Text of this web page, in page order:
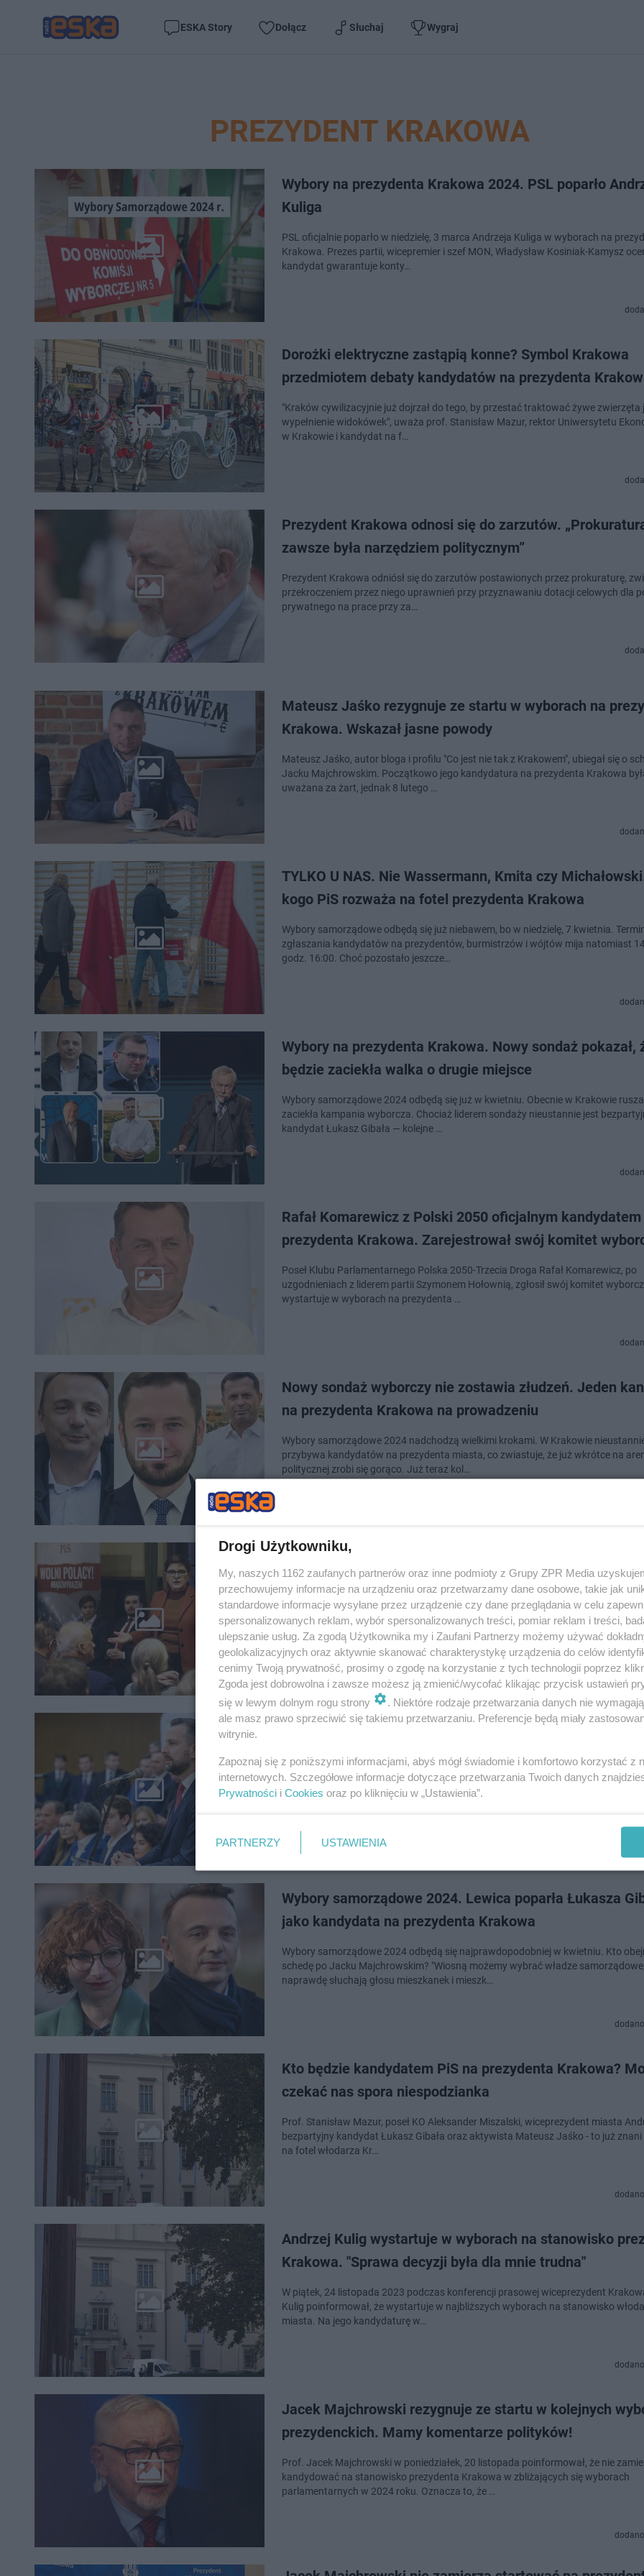
ESKA Story Dołącz Słuchaj Wygraj
PREZYDENT KRAKOWA
Wybory na prezydenta Krakowa 2024. PSL poparło
Kuliga
PSL oficjalnie poparło w niedzielę, 3 marca Andrzeja Kuliga w wyborach na
Krakowa. Prezes partii, wicepremier i szef MON, Władysław Kosiniak-Kamysz
kandydat gwarantuje konty…
Dorożki elektryczne zastąpią konne? Symbol Krakowa
przedmiotem debaty kandydatów na prezydenta
"Kraków cywilizacyjnie już dojrzał do tego, by przestać traktować żywe zwierzęta
wypełnienie widokówek", uważa prof. Stanisław Mazur, rektor Uniwersytetu
w Krakowie i kandydat na f…
Prezydent Krakowa odnosi się do zarzutów.
zawsze była narzędziem politycznym”
Prezydent Krakowa odniósł się do zarzutów postawionych przez prokuraturę,
przekroczeniem przez niego uprawnień przy przyznawaniu dotacji celowych dla
prywatnego na prace przy za…
Mateusz Jaśko rezygnuje ze startu w wyborach na
Krakowa. Wskazał jasne powody
Mateusz Jaśko, autor bloga i profilu "Co jest nie tak z Krakowem", ubiegał się o
Jacku Majchrowskim. Początkowo jego kandydatura na prezydenta Krakowa
uważana za żart, jednak 8 lutego …
TYLKO U NAS. Nie Wassermann, Kmita czy
kogo PiS rozważa na fotel prezydenta Krakowa
Wybory samorządowe odbędą się już niebawem, bo w niedzielę, 7 kwietnia.
zgłaszania kandydatów na prezydentów, burmistrzów i wójtów mija natomiast
godz. 16:00. Choć pozostało jeszcze…
Wybory na prezydenta Krakowa. Nowy sondaż pokazał,
będzie zaciekła walka o drugie miejsce
Wybory samorządowe 2024 odbędą się już w kwietniu. Obecnie w Krakowie
zaciekła kampania wyborcza. Chociaż liderem sondaży nieustannie jest
kandydat Łukasz Gibała — kolejne …
Rafał Komarewicz z Polski 2050 oficjalnym kandydatem
prezydenta Krakowa. Zarejestrował swój komitet
Poseł Klubu Parlamentarnego Polska 2050-Trzecia Droga Rafał Komarewicz, po
uzgodnieniach z liderem partii Szymonem Hołownią, zgłosił swój komitet
wystartuje w wyborach na prezydenta …
Nowy sondaż wyborczy nie zostawia złudzeń. Jeden
na prezydenta Krakowa na prowadzeniu
Wybory samorządowe 2024 nadchodzą wielkimi krokami. W Krakowie
przybywa kandydatów na prezydenta miasta, co zwiastuje, że już wkrótce na
politycznej zrobi się gorąco. Już teraz kol…
Kto będzie kandydatem PiS na prezydenta Krakowa?
Szydło zdradziła nazwisko
Europosłanka PiS Beata Szydło powiedziała, że były wojewoda małopolski, a
Łukasz Kmita jest jednym z rozważanych kandydatów PiS w wyborach na
Krakowa. Według byłej premier w …
Kosiniak-Kamysz apeluje do koalicji 15 Października o
nazwisko
Pierwszym celem politycznym jest zwycięstwo w wyborach samorządowych,
Wybory samorządowe 2024. Lewica poparła Łukasza
jako kandydata na prezydenta Krakowa
Wybory samorządowe 2024 odbędą się najprawdopodobniej w kwietniu. Kto
schedę po Jacku Majchrowskim? "Wiosną możemy wybrać władze
naprawdę słuchają głosu mieszkanek i mieszk…
Kto będzie kandydatem PiS na prezydenta Krakowa?
czekać nas spora niespodzianka
Prof. Stanisław Mazur, poseł KO Aleksander Miszalski, wiceprezydent miasta
bezpartyjny kandydat Łukasz Gibała oraz aktywista Mateusz Jaśko - to już
na fotel włodarza Kr…
Andrzej Kulig wystartuje w wyborach na stanowisko
Krakowa. "Sprawa decyzji była dla mnie trudna"
W piątek, 24 listopada 2023 podczas konferencji prasowej wiceprezydent
Kulig poinformował, że wystartuje w najbliższych wyborach na stanowisko
miasta. Na jego kandydaturę w…
Jacek Majchrowski rezygnuje ze startu w kolejnych
prezydenckich. Mamy komentarze polityków!
Prof. Jacek Majchrowski w poniedziałek, 20 listopada poinformował, że nie
kandydować na stanowisko prezydenta Krakowa w zbliżających się wyborach
parlamentarnych w 2024 roku. Oznacza to, że …
Drogi Użytkowniku,
My, naszych 1162 zaufanych partnerów oraz inne podmioty z Grupy ZPR Media
przechowujemy informacje na urządzeniu oraz przetwarzamy dane osobowe, takie jak
standardowe informacje wysyłane przez urządzenie czy dane przeglądania w celu
spersonalizowanych reklam, wybór spersonalizowanych treści, pomiar reklam i treści,
ulepszanie usług. Za zgodą Użytkownika my i Zaufani Partnerzy możemy używać
geolokalizacyjnych oraz aktywnie skanować charakterystykę urządzenia do celów
cenimy Twoją prywatność, prosimy o zgodę na korzystanie z tych technologii poprzez
Zgoda jest dobrowolna i zawsze możesz ją zmienić/wycofać klikając przycisk ustawień
się w lewym dolnym rogu strony
. Niektóre rodzaje przetwarzania danych nie
ale masz prawo sprzeciwić się takiemu przetwarzaniu. Preferencje będą miały
witrynie.
Zapoznaj się z poniższymi informacjami, abyś mógł świadomie i komfortowo korzystać z
internetowych. Szczegółowe informacje dotyczące przetwarzania Twoich danych
Prywatności i Cookies oraz po kliknięciu w „Ustawienia”.
PARTNERZY USTAWIENIA